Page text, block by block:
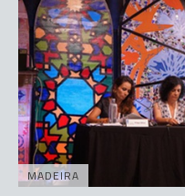
MADEIRA